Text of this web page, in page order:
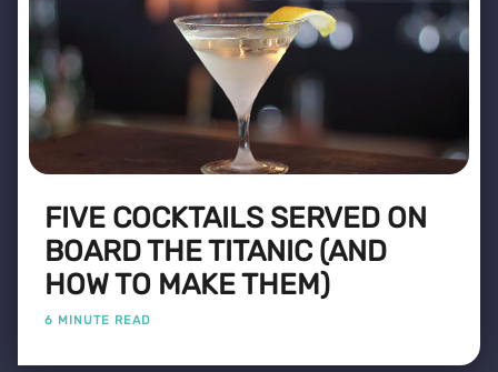
FIVE COCKTAILS SERVED ON
BOARD THE TITANIC (AND
HOW TO MAKE THEM)
6 MINUTE READ